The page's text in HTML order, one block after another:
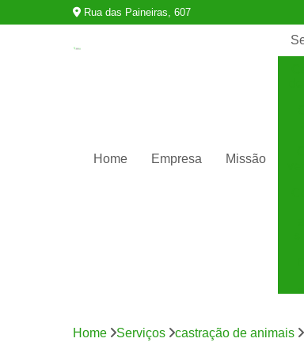
Rua das Paineiras, 607
Home Empresa Missão
Home Serviços castração de animais